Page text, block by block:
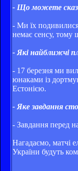
- Що можете
- Ми їх
немає сенсу, тому
- Які найближчі
- 17 березня ми
юнаками із
Естонією.
- Яке завдання
- Завдання перед
Нагадаємо, матчі
України будуть